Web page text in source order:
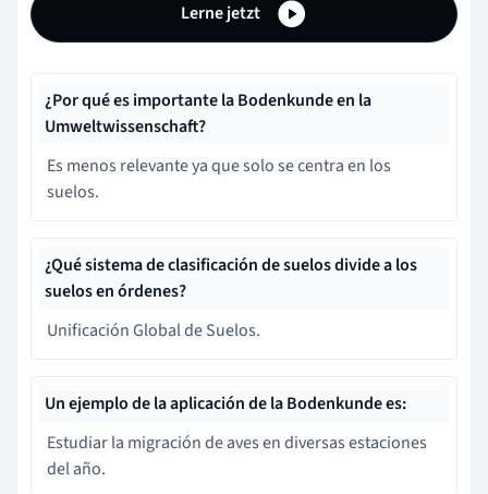
Lerne jetzt
¿Por qué es importante la Bodenkunde en la
Umweltwissenschaft?
Es menos relevante ya que solo se centra en los
suelos.
¿Qué sistema de clasificación de suelos divide a los
suelos en órdenes?
Unificación Global de Suelos.
Un ejemplo de la aplicación de la Bodenkunde es:
Estudiar la migración de aves en diversas estaciones
del año.